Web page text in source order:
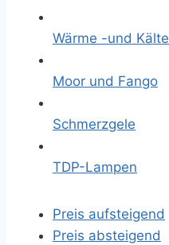
Wärme -und
Moor und Fango
Schmerzgele
TDP-Lampen
Preis aufsteigend
Preis absteigend